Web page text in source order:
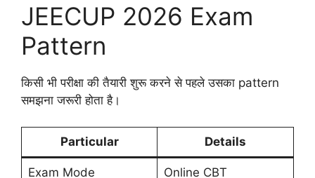
JEECUP 2026 Exam
Pattern
किसी भी परीक्षा की तैयारी शुरू करने से पहले उसका pattern
समझना जरूरी होता है।
Particular Details
Exam Mode Online CBT